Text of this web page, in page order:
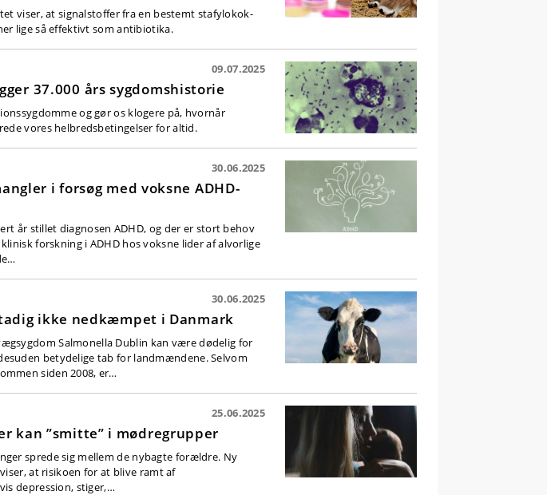
viser, at signalstoffer fra en bestemt stafylokok-
lige så effektivt som antibiotika.
09.07.2025
37.000 års sygdomshistorie
og gør os klogere på, hvornår
vores helbredsbetingelser for altid.
30.06.2025
i forsøg med voksne ADHD-
år stillet diagnosen ADHD, og der er stort behov
forskning i ADHD hos voksne lider af alvorlige
30.06.2025
ikke nedkæmpet i Danmark
Salmonella Dublin kan være dødelig for
betydelige tab for landmændene. Selvom
siden 2008, er…
25.06.2025
kan ”smitte” i mødregrupper
sprede sig mellem de nybagte forældre. Ny
at risikoen for at blive ramt af
depression, stiger,…